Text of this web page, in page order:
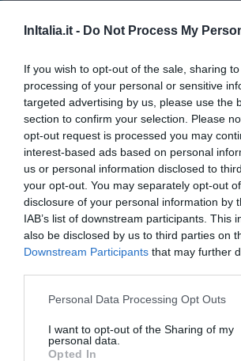
InItalia.it - Do Not Process My
If you wish to opt-out of the sale, sharing
processing of your personal or sensitive
targeted advertising by us, please use the
section to confirm your selection. Please
opt-out request is processed you may
interest-based ads based on personal
us or personal information disclosed to
your opt-out. You may separately opt-out
disclosure of your personal information by
IAB’s list of downstream participants. This
also be disclosed by us to third parties on
Downstream Participants that may further
Personal Data Processing Opt Outs
I want to opt-out of the Sharing of my
personal data.
Opted In
Hotel Park Palace
Eccezionale 9.6 /
670 mdal centro
0 Recensioni
Hotel Corolle
Buono 7.5